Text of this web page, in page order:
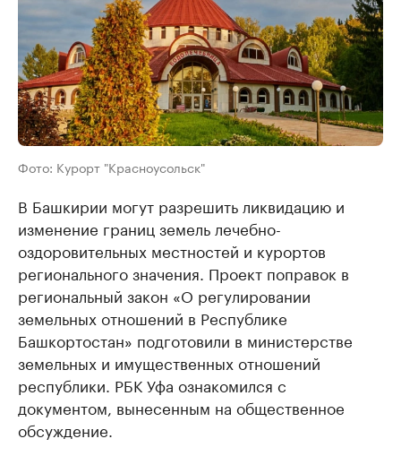
Фото: Курорт "Красноусольск"
В Башкирии могут разрешить ликвидацию и
изменение границ земель лечебно-
оздоровительных местностей и курортов
регионального значения. Проект поправок в
региональный закон «О регулировании
земельных отношений в Республике
Башкортостан» подготовили в министерстве
земельных и имущественных отношений
республики. РБК Уфа ознакомился с
документом, вынесенным на общественное
обсуждение.